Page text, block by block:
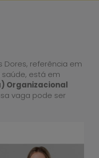
Dores, referência em
está em
Organizacional
vaga pode ser